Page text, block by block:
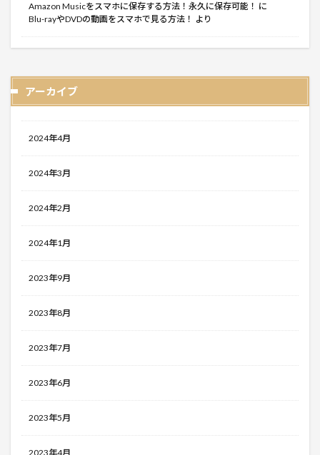
Amazon Musicをスマホに保存する方法！永久に保存可能！ に
Blu-rayやDVDの動画をスマホで見る方法！ より
アーカイブ
2024年4月
2024年3月
2024年2月
2024年1月
2023年9月
2023年8月
2023年7月
2023年6月
2023年5月
2023年4月